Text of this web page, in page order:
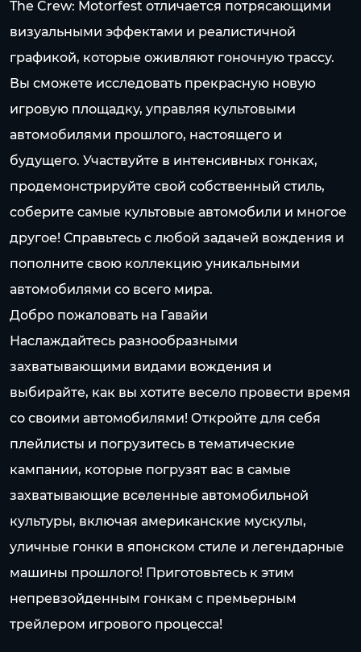
The Crew: Motorfest отличается потрясающими
визуальными эффектами и реалистичной
графикой, которые оживляют гоночную трассу.
Вы сможете исследовать прекрасную новую
игровую площадку, управляя культовыми
автомобилями прошлого, настоящего и
будущего. Участвуйте в интенсивных гонках,
продемонстрируйте свой собственный стиль,
соберите самые культовые автомобили и многое
другое! Справьтесь с любой задачей вождения и
пополните свою коллекцию уникальными
автомобилями со всего мира.
Добро пожаловать на Гавайи
Наслаждайтесь разнообразными
захватывающими видами вождения и
выбирайте, как вы хотите весело провести время
со своими автомобилями! Откройте для себя
плейлисты и погрузитесь в тематические
кампании, которые погрузят вас в самые
захватывающие вселенные автомобильной
культуры, включая американские мускулы,
уличные гонки в японском стиле и легендарные
машины прошлого! Приготовьтесь к этим
непревзойденным гонкам с премьерным
трейлером игрового процесса!